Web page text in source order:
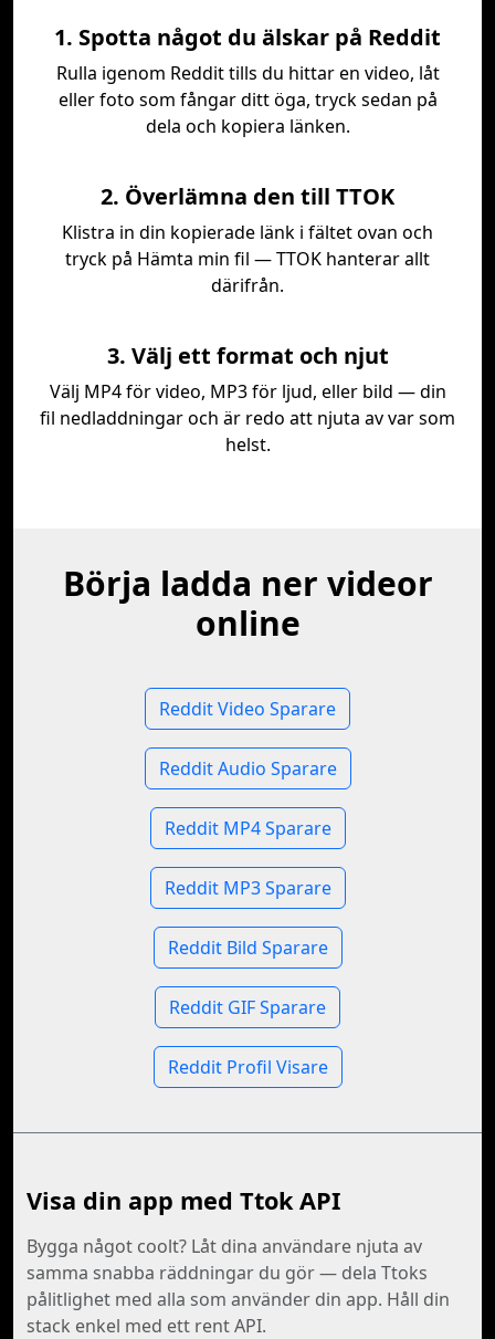
1. Spotta något du älskar på Reddit
Rulla igenom Reddit tills du hittar en video, låt
eller foto som fångar ditt öga, tryck sedan på
dela och kopiera länken.
2. Överlämna den till TTOK
Klistra in din kopierade länk i fältet ovan och
tryck på Hämta min fil — TTOK hanterar allt
därifrån.
3. Välj ett format och njut
Välj MP4 för video, MP3 för ljud, eller bild — din
fil nedladdningar och är redo att njuta av var som
helst.
Börja ladda ner videor
online
Reddit Video Sparare
Reddit Audio Sparare
Reddit MP4 Sparare
Reddit MP3 Sparare
Reddit Bild Sparare
Reddit GIF Sparare
Reddit Profil Visare
Visa din app med Ttok API
Bygga något coolt? Låt dina användare njuta av
samma snabba räddningar du gör — dela Ttoks
pålitlighet med alla som använder din app. Håll din
stack enkel med ett rent API.